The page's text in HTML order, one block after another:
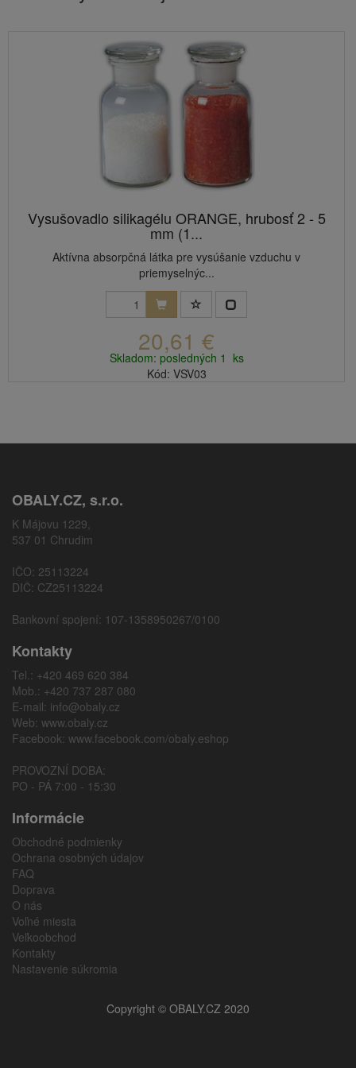
Vysušovadlo silikagélu ORANGE, hrubosť 2 - 5
mm (1...
Aktívna absorpčná látka pre vysúšanie vzduchu v
priemyselnýc...
20,61 €
Skladom: posledných 1 ks
Kód: VSV03
OBALY.CZ, s.r.o.
K Májovu 1229,
537 01 Chrudim
IČO: 25113224
DIČ: CZ25113224
Bankovní spojení: 107-1358950267/0100
Kontakty
Tel.: +420 469 620 384
Mob.: +420 737 287 080
E-mail: info@obaly.cz
Web: www.obaly.cz
Facebook: www.facebook.com/obaly.eshop
PROVOZNÍ DOBA:
PO - PÁ 7:00 - 15:30
Informácie
Obchodné podmienky
Ochrana osobných údajov
FAQ
Doprava
O nás
Voľné miesta
Veľkoobchod
Kontakty
Nastavenie súkromia
Copyright © OBALY.CZ 2020